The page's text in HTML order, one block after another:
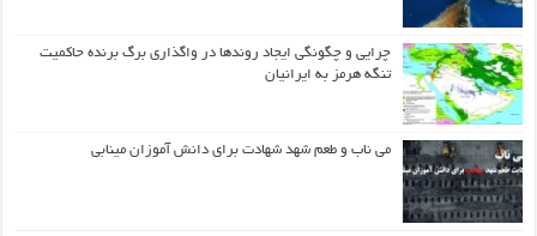
چرایی و چگونگی ایجاد روندها در واگذاری برگ برنده حاکمیت
تنگه هرمز به ایرانیان
می ناب و طعم شهد شهادت برای دانش آموزان مینابی